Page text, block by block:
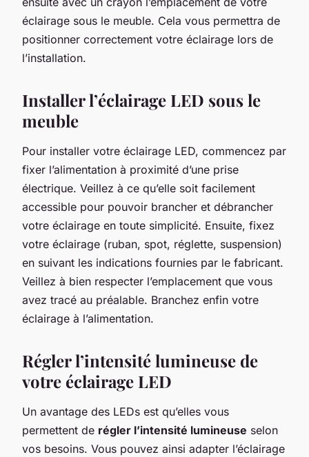
éclairage sous le meuble. Cela vous permettra de
positionner correctement votre éclairage lors de
l’installation.
Installer l’éclairage LED sous le
meuble
Pour installer votre éclairage LED, commencez par
fixer l’alimentation à proximité d’une prise
électrique. Veillez à ce qu’elle soit facilement
accessible pour pouvoir brancher et débrancher
votre éclairage en toute simplicité. Ensuite, fixez
votre éclairage (ruban, spot, réglette, suspension)
en suivant les indications fournies par le fabricant.
Veillez à bien respecter l’emplacement que vous
avez tracé au préalable. Branchez enfin votre
éclairage à l’alimentation.
Régler l’intensité lumineuse de
votre éclairage LED
Un avantage des LEDs est qu’elles vous
permettent de régler l’intensité lumineuse selon
vos besoins. Vous pouvez ainsi adapter l’éclairage